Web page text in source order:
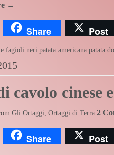
→
Pinterest
Share Post
fagioli neri patata americana patata
cavolo cinese
Gli Ortaggi, Ortaggi di Terra 2
Pinterest
Share Post